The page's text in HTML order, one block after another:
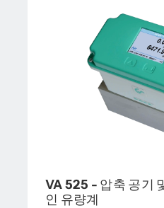
VA 525 - 압축 공기
인 유량계